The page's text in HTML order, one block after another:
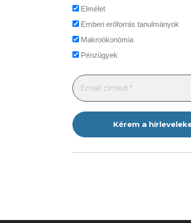
Elmélet
Emberi erőforrás tanulmányok
Makroökonómia
Pénzügyek